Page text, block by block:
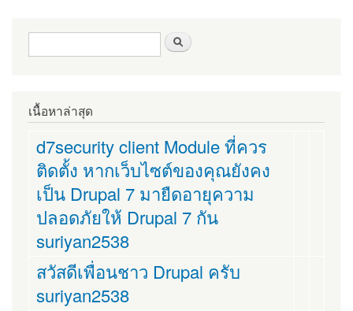
ฟอร์มค้นหา
เนื้อหาล่าสุด
d7security client Module ที่ควร
ติดตั้ง หากเว็บไซต์ของคุณยังคง
เป็น Drupal 7 มายืดอายุความ
ปลอดภัยให้ Drupal 7 กัน
suriyan2538
สวัสดีเพื่อนชาว Drupal ครับ
suriyan2538